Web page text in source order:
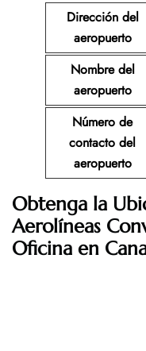
Dirección del
aeropuerto
Nombre del
aeropuerto
Número de
contacto del
aeropuerto
Obtenga la
Aerolíneas
Oficina en